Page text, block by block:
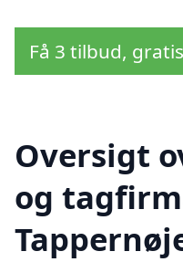
Få 3 tilbud,
Oversigt
og